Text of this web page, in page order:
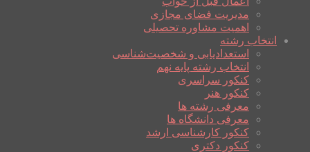
مدیریت فضای مجازی
اهمیت مشاوره تحصیلی
انتخاب رشته
استعدادیابی و شخصیت‌شناسی
انتخاب رشته پایه نهم
کنکور سراسری
کنکور هنر
معرفی رشته ها
معرفی دانشگاه ها
کنکور کارشناسی ارشد
کنکور دکتری